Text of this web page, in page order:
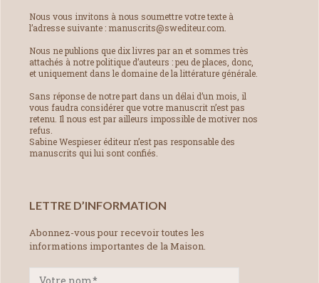
Nous vous invitons à nous soumettre votre texte à
l’adresse suivante : manuscrits@swediteur.com.
Nous ne publions que dix livres par an et sommes très
attachés à notre politique d’auteurs : peu de places, donc,
et uniquement dans le domaine de la littérature générale.
Sans réponse de notre part dans un délai d’un mois, il
vous faudra considérer que votre manuscrit n’est pas
retenu. Il nous est par ailleurs impossible de motiver nos
refus.
Sabine Wespieser éditeur n’est pas responsable des
manuscrits qui lui sont confiés.
LETTRE D’INFORMATION
Abonnez-vous pour recevoir toutes les
informations importantes de la Maison.